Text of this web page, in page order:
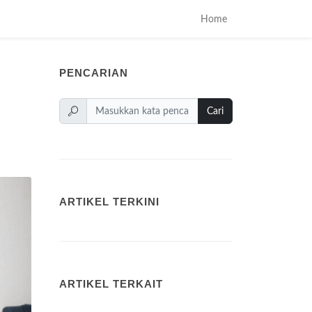
Home
PENCARIAN
Cari
ARTIKEL TERKINI
ARTIKEL TERKAIT